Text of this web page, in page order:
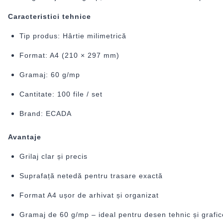
Caracteristici tehnice
Tip produs: Hârtie milimetrică
Format: A4 (210 × 297 mm)
Gramaj: 60 g/mp
Cantitate: 100 file / set
Brand: ECADA
Avantaje
Grilaj clar și precis
Suprafață netedă pentru trasare exactă
Format A4 ușor de arhivat și organizat
Gramaj de 60 g/mp – ideal pentru desen tehnic și